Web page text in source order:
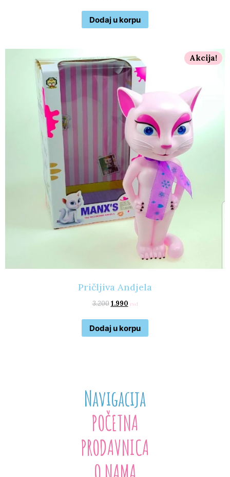
Dodaj u korpu
Akcija!
Pričljiva Andjela
3.200 1.990 rsd
Dodaj u korpu
Navigacija
POČETNA
PRODAVNICA